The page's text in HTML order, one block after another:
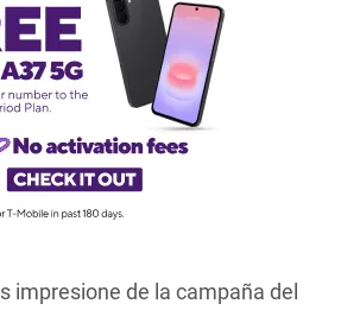
impresione de la campaña del